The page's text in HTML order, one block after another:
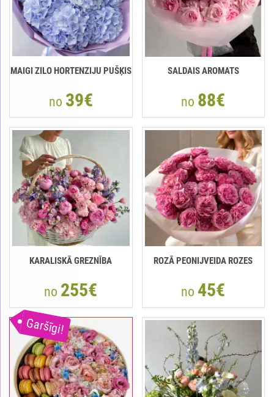
MAIGI ZILO HORTENZIJU PUŠĶIS
no 39€
SALDAIS AROMATS
no 88€
KARALISKĀ GREZNĪBA
no 255€
ROZĀ PEONIJVEIDA ROZES
no 45€
Garšīgi!